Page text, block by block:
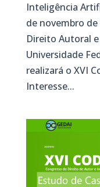
Inteligência
de novembro
Direito Autoral
Universidade
realizará o XVI
Interesse...